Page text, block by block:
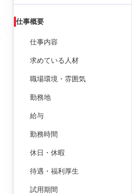
仕事概要
仕事内容
求めている人材
職場環境・雰囲気
勤務地
給与
勤務時間
休日・休暇
待遇・福利厚生
試用期間